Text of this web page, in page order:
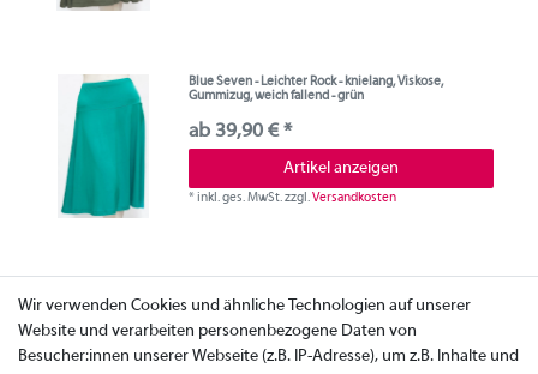
Blue Seven - Leichter Rock - knielang, Viskose,
Gummizug, weich fallend - grün
ab 39,90 € *
Artikel anzeigen
*inkl. ges. MwSt.zzgl.Versandkosten
Wir verwenden Cookies und ähnliche Technologien auf unserer
Website und verarbeiten personenbezogene Daten von
Besucher:innen unserer Webseite (z.B. IP-Adresse), um z.B. Inhalte und